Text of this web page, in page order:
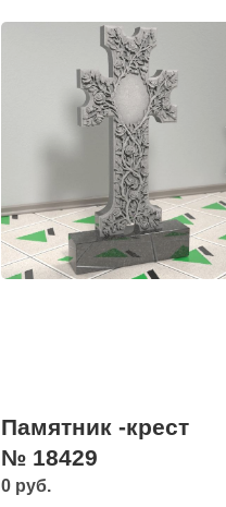
Памятник -крест
№ 18429
0 руб.